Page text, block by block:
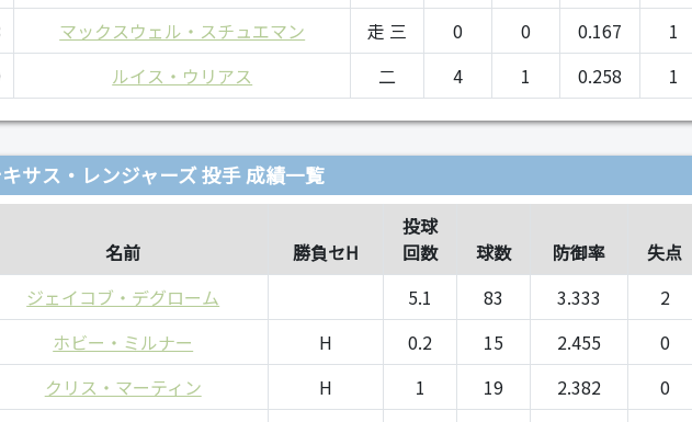
マックスウェル・スチュエマン 走 三 0 0 0.167 1
ルイス・ウリアス 二 4 1 0.258 1
サス・レンジャーズ 投手 成績一覧
名前 勝負セH
投球
回数
球数 防御率 失点
ジェイコブ・デグローム
5.1 83 3.333 2
ホビー・ミルナー
H 0.2 15 2.455 0
クリス・マーティン
H 1 19 2.382 0